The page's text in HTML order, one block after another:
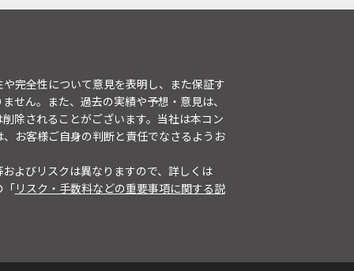
完全性について意見を表明し、また保証す
せん。また、過去の実績や予想・意見は、
除されることがございます。当社は本コン
お客様ご自身の判断と責任でなさるようお
よびリスクは異なりますので、詳しくは
「リスク・手数料などの重要事項に関する説